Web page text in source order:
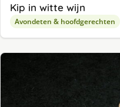
Kip in witte wijn
Avondeten & hoofdgerechten